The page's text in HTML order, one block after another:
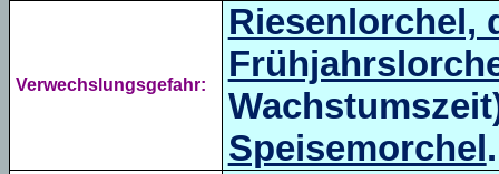
Verwechslungsgefahr:
Riesenlorchel,
Speisemorchel.